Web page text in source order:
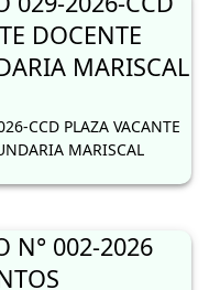
DOCENTE
MARISCAL
CCD PLAZA VACANTE
MARISCAL
N° 002-2026